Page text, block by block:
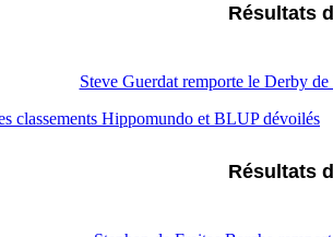
Résultats
Steve Guerdat remporte le Derby
Résultats